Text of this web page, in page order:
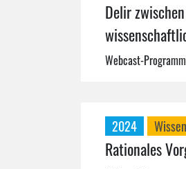
Delir
Webcast-
2024
Rationales